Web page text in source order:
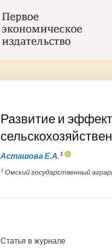
Развитие и
Асташова Е.А.1
1 Омский государственный
Статья в журнале